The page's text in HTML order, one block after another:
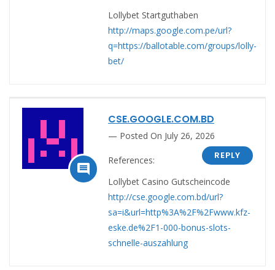
Lollybet Startguthaben
http://maps.google.com.pe/url?
q=https://ballotable.com/groups/lolly-
bet/

CSE.GOOGLE.COM.BD
Posted On July 26, 2026
REPLY
References:
Lollybet Casino Gutscheincode
http://cse.google.com.bd/url?
sa=i&url=http%3A%2F%2Fwww.kfz-
eske.de%2F1-000-bonus-slots-
schnelle-auszahlung